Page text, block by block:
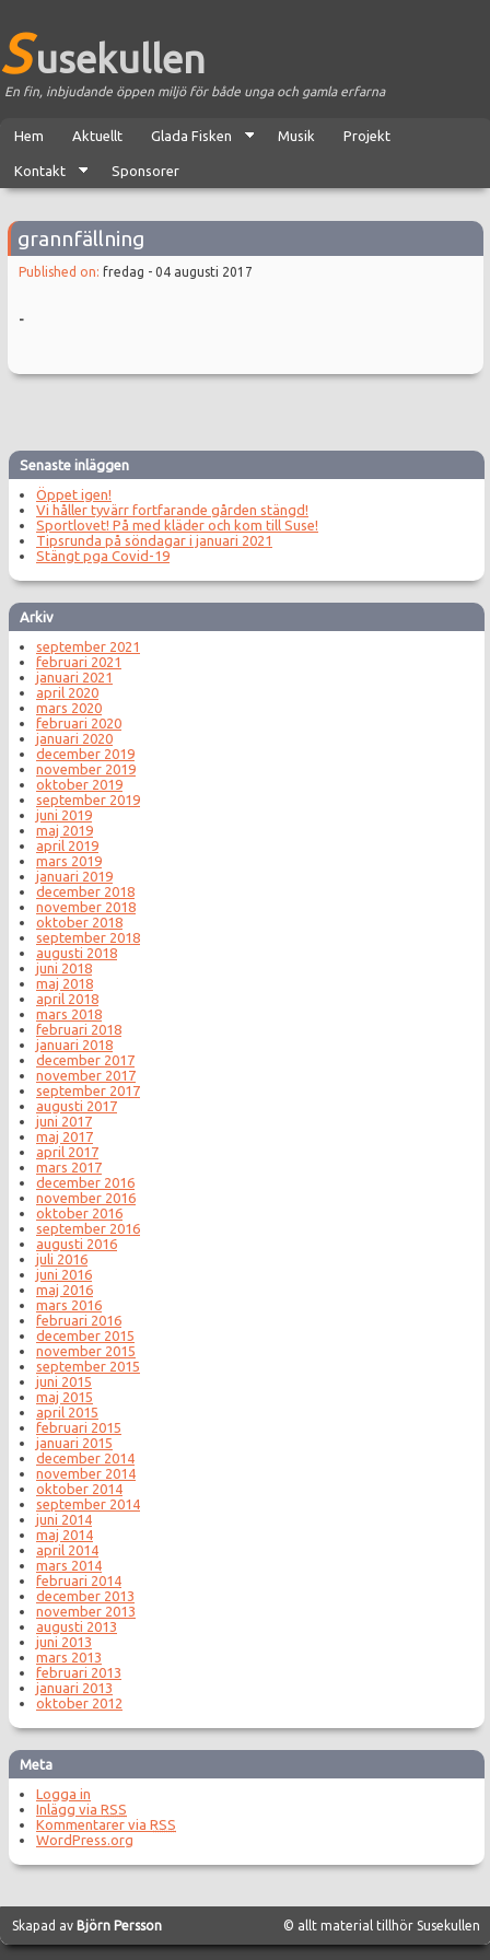
S usekullen
En fin, inbjudande öppen miljö för både unga och gamla erfarna
Hem Aktuellt Glada Fisken Musik Projekt
Kontakt Sponsorer
grannfällning
Published on: fredag - 04 augusti 2017
-
Senaste inläggen
Öppet igen!
Vi håller tyvärr fortfarande gården stängd!
Sportlovet! På med kläder och kom till Suse!
Tipsrunda på söndagar i januari 2021
Stängt pga Covid-19
Arkiv
september 2021
februari 2021
januari 2021
april 2020
mars 2020
februari 2020
januari 2020
december 2019
november 2019
oktober 2019
september 2019
juni 2019
maj 2019
april 2019
mars 2019
januari 2019
december 2018
november 2018
oktober 2018
september 2018
augusti 2018
juni 2018
maj 2018
april 2018
mars 2018
februari 2018
januari 2018
december 2017
november 2017
september 2017
augusti 2017
juni 2017
maj 2017
april 2017
mars 2017
december 2016
november 2016
oktober 2016
september 2016
augusti 2016
juli 2016
juni 2016
maj 2016
mars 2016
februari 2016
december 2015
november 2015
september 2015
juni 2015
maj 2015
april 2015
februari 2015
januari 2015
december 2014
november 2014
oktober 2014
september 2014
juni 2014
maj 2014
april 2014
mars 2014
februari 2014
december 2013
november 2013
augusti 2013
juni 2013
mars 2013
februari 2013
januari 2013
oktober 2012
Meta
Logga in
Inlägg via RSS
Kommentarer via RSS
WordPress.org
© allt material tillhör Susekullen
Skapad av Björn Persson